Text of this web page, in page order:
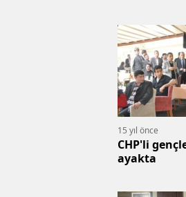
15 yıl önce
CHP'li
ayakta